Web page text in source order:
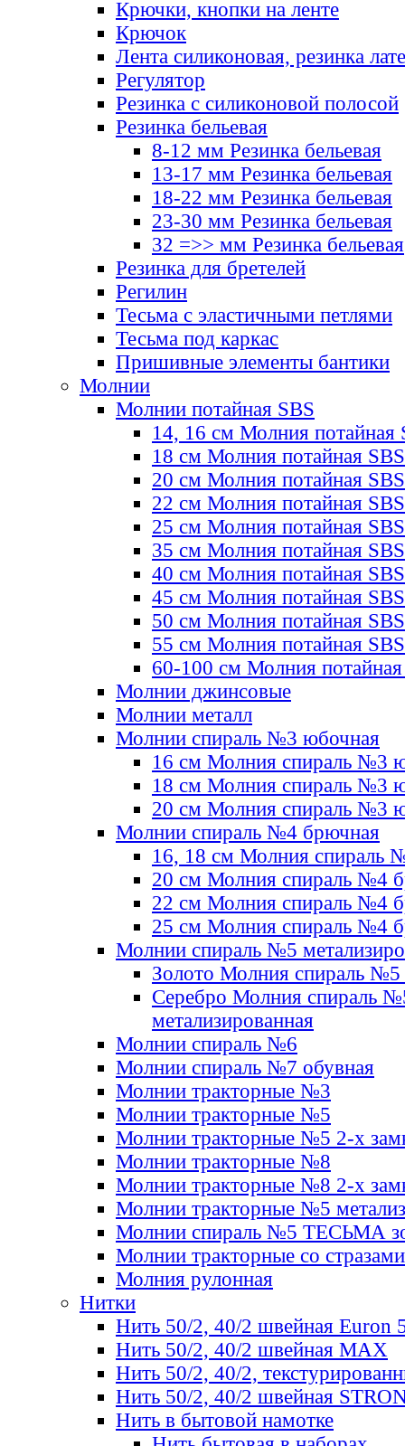
Крючки, кнопки на ленте
Крючок
Лента силиконовая, резинка
Регулятор
Резинка с силиконовой полосой
Резинка бельевая
8-12 мм Резинка бельевая
13-17 мм Резинка бельевая
18-22 мм Резинка бельевая
23-30 мм Резинка бельевая
32 =>> мм Резинка бельевая
Резинка для бретелей
Регилин
Тесьма с эластичными петлями
Тесьма под каркас
Пришивные элементы бантики
Молнии
Молнии потайная SBS
14, 16 см Молния потайная
18 см Молния потайная SBS
20 см Молния потайная SBS
22 см Молния потайная SBS
25 см Молния потайная SBS
35 см Молния потайная SBS
40 см Молния потайная SBS
45 см Молния потайная SBS
50 см Молния потайная SBS
55 см Молния потайная SBS
60-100 см Молния
Молнии джинсовые
Молнии металл
Молнии спираль №3 юбочная
16 см Молния спираль №3
18 см Молния спираль №3
20 см Молния спираль №3
Молнии спираль №4 брючная
16, 18 см Молния спираль
20 см Молния спираль №4
22 см Молния спираль №4
25 см Молния спираль №4
Молнии спираль №5
Золото Молния спираль №5
Серебро Молния спираль
метализированная
Молнии спираль №6
Молнии спираль №7 обувная
Молнии тракторные №3
Молнии тракторные №5
Молнии тракторные №5 2-х
Молнии тракторные №8
Молнии тракторные №8 2-х
Молнии тракторные №5
Молнии спираль №5 ТЕСЬМА
Молнии тракторные со стразами
Молния рулонная
Нитки
Нить 50/2, 40/2 швейная Euron
Нить 50/2, 40/2 швейная МАХ
Нить 50/2, 40/2,
Нить 50/2, 40/2 швейная
Нить в бытовой намотке